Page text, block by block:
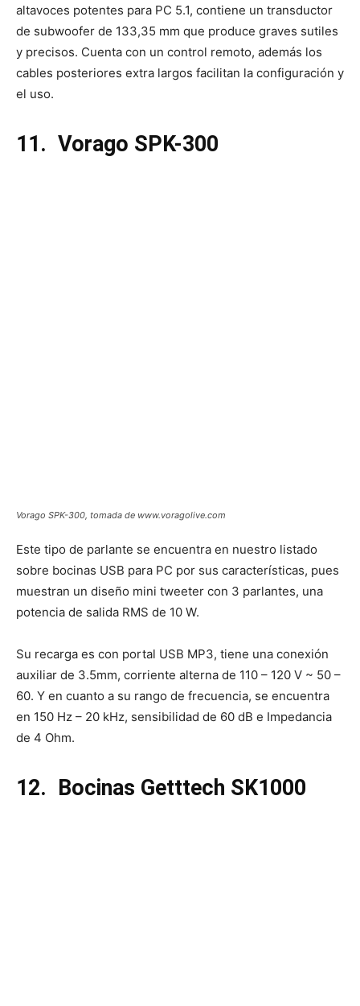
altavoces potentes para PC 5.1, contiene un transductor
de subwoofer de 133,35 mm que produce graves sutiles
y precisos. Cuenta con un control remoto, además los
cables posteriores extra largos facilitan la configuración y
el uso.
11. Vorago SPK-300
Vorago SPK-300, tomada de www.voragolive.com
Este tipo de parlante se encuentra en nuestro listado
sobre bocinas USB para PC por sus características, pues
muestran un diseño mini tweeter con 3 parlantes, una
potencia de salida RMS de 10 W.
Su recarga es con portal USB MP3, tiene una conexión
auxiliar de 3.5mm, corriente alterna de 110 – 120 V ~ 50 –
60. Y en cuanto a su rango de frecuencia, se encuentra
en 150 Hz – 20 kHz, sensibilidad de 60 dB e Impedancia
de 4 Ohm.
12. Bocinas Getttech SK1000